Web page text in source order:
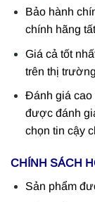
Bảo hành
chính hãng
Giá cả tốt
trên thị trường
Đánh giá cao
được đánh
chọn tin cậy
CHÍNH SÁCH
Sản phẩm